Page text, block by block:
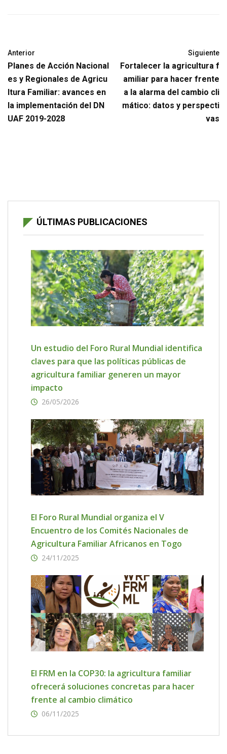
Anterior
Planes de Acción Nacional
es y Regionales de Agricu
ltura Familiar: avances en
la implementación del DN
UAF 2019-2028
Siguiente
Fortalecer la agricultura f
amiliar para hacer frente
a la alarma del cambio cli
mático: datos y perspecti
vas
ÚLTIMAS PUBLICACIONES
Un estudio del Foro Rural Mundial identifica
claves para que las políticas públicas de
agricultura familiar generen un mayor
impacto
26/05/2026
El Foro Rural Mundial organiza el V
Encuentro de los Comités Nacionales de
Agricultura Familiar Africanos en Togo
24/11/2025
El FRM en la COP30: la agricultura familiar
ofrecerá soluciones concretas para hacer
frente al cambio climático
06/11/2025